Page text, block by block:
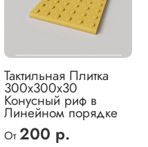
Тактильная Плитка
300х300х30
Конусный риф в
Линейном порядке
От 200 р.